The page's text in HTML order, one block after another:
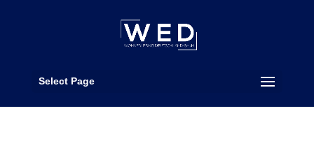
Select Page